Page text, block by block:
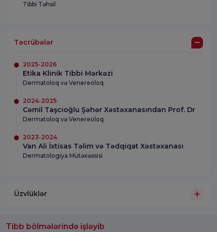
Tibbi Təhsil
Təcrübələr
2025-2026
Etika Klinik Tibbi Mərkəzi
Dermatoloq və Venereoloq
2024-2025
Cəmil Taşcıoğlu Şəhər Xəstəxanasından Prof. Dr
Dermatoloq və Venereoloq
2023-2024
Van Ali İxtisas Təlim və Tədqiqat Xəstəxanası
Dermatologiya Mütəxəssisi
Üzvlüklər
Tibb bölmələrində işləyib